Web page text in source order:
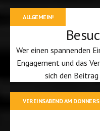
ALLGEMEIN!
Wer einen spannenden
Engagement und das
sich den
VEREINSABEND AM